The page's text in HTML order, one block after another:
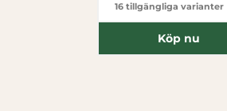
16 tillgängliga varianter
Köp nu